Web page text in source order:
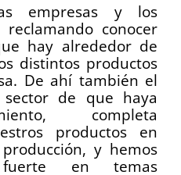
empresas y los
reclamando conocer
hay alrededor de
distintos productos
De ahí también el
de que haya
completa
productos en
y hemos
en temas